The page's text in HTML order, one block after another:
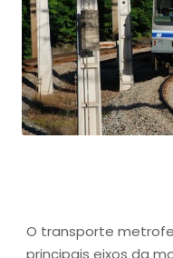
O transporte
principais eixos da